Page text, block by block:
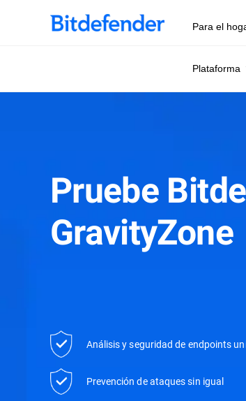
Para el
Plataforma
Pruebe
GravityZone
Análisis y seguridad de endpoints
Prevención de ataques sin igual